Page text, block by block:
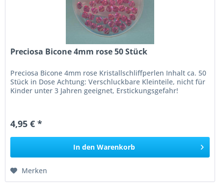
Preciosa Bicone 4mm rose 50 Stück
Preciosa Bicone 4mm rose Kristallschliffperlen Inhalt ca. 50
Stück in Dose Achtung: Verschluckbare Kleinteile, nicht für
Kinder unter 3 Jahren geeignet, Erstickungsgefahr!
4,95 € *
In den Warenkorb
Merken